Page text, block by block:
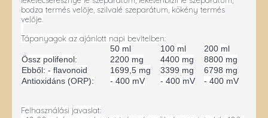
bodza termés velője, szilvalé szeparátum, kökény termés
velője.
Tápanyagok az ajánlott napi bevitelben:
50 ml
100 ml
200 ml
Össz polifenol:
2200 mg 4400 mg
8800 mg
Ebből: - flavonoid
1699,5 mg 3399 mg
6798 mg
Antioxidáns (ORP):
- 400 mV - 400 mV - 400 mV
Felhasználási javaslat: